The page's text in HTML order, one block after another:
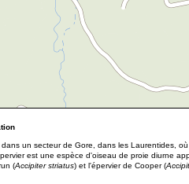
un secteur de Gore, dans les Laurentides,
est une espèce d'oiseau de proie diurne
(Accipiter striatus) et l'épervier de Cooper (